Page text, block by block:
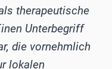
therapeutische
Unterbegriff
die vornehmlich
lokalen